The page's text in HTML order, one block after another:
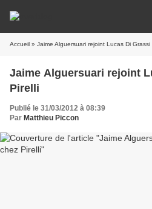
Accueil » Jaime Alguersuari rejoint Lucas Di Grassi
Jaime Alguersuari rejoint
Pirelli
Publié le 31/03/2012 à 08:39
Par Matthieu Piccon